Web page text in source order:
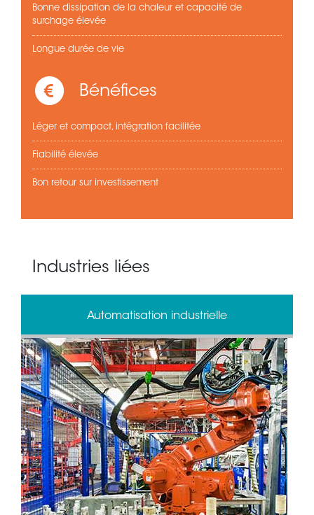
Bonne dissipation de la chaleur et capacité de
surchage élevée
Longue durée de vie
Bénéfices
Léger et compact, intégration facilitée
Fiabilité élevée
Bon retour sur investissement
Industries liées
Automatisation industrielle